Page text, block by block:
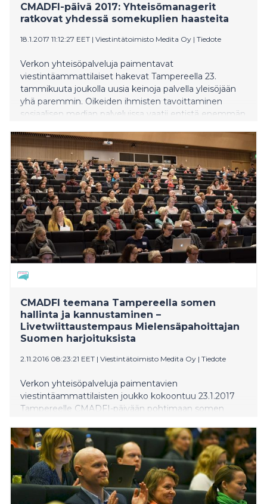
CMADFI-päivä 2017: Yhteisömanagerit
ratkovat yhdessä somekuplien haasteita
18.1.2017 11:12:27 EET | Viestintätoimisto Medita Oy | Tiedote
Verkon yhteisöpalveluja paimentavat
viestintäammattilaiset hakevat Tampereella 23.
tammikuuta joukolla uusia keinoja palvella yleisöjään
yhä paremmin. Oikeiden ihmisten tavoittaminen
sosiaalisen median palveluissa vaatii entistä enemmän
pienempiä piirejään ja kaihtaa ammattimaisia
kaupallisia tai muita vaikutuspyrkimyksiä.
CMADFI teemana Tampereella somen
hallinta ja kannustaminen –
Livetwiittaustempaus Mielensäpahoittajan
Suomen harjoituksista
2.11.2016 08:23:21 EET | Viestintätoimisto Medita Oy | Tiedote
Verkon yhteisöpalveluja paimentavien
viestintäammattilaisten joukko kokoontuu 23.1.2017
Tampereelle CMADFI-päivään pohtimaan somen
odotetaan niin Twitterissä kuin teatterimaailmassa
ennen näkemättömän laajaa livetwiittaustempausta,
kun satakunta ammattivisertäjää pääsee seuraamaan
Tuomas Kyrön Mielensäpahoittajan Suomen
harjoituksia Tampereen Työväen Teatteriin vain
kymmenen päivää ennen kantaesityksen ensi-iltaa.